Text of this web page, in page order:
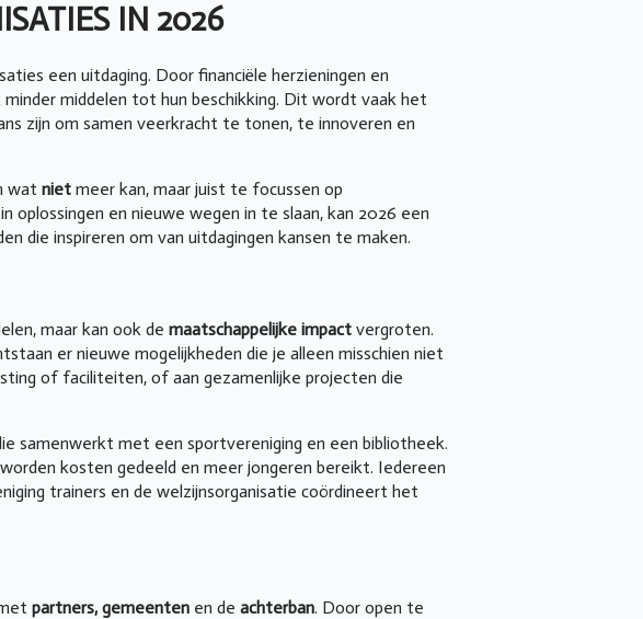
IN 2026
een uitdaging. Door financiële herzieningen en
minder middelen tot hun beschikking. Dit wordt vaak het
zijn om samen veerkracht te tonen, te innoveren en
wat niet meer kan, maar juist te focussen op
oplossingen en nieuwe wegen in te slaan, kan 2026 een
die inspireren om van uitdagingen kansen te maken.
maar kan ook de maatschappelijke impact vergroten.
er nieuwe mogelijkheden die je alleen misschien niet
of faciliteiten, of aan gezamenlijke projecten die
samenwerkt met een sportvereniging en een bibliotheek.
kosten gedeeld en meer jongeren bereikt. Iedereen
trainers en de welzijnsorganisatie coördineert het
partners, gemeenten en de achterban. Door open te